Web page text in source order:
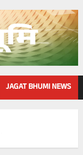
JAGAT BHUMI NEWS